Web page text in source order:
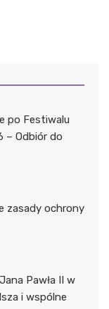
po Festiwalu
– Odbiór do
zasady ochrony
Pawła II w
i wspólne